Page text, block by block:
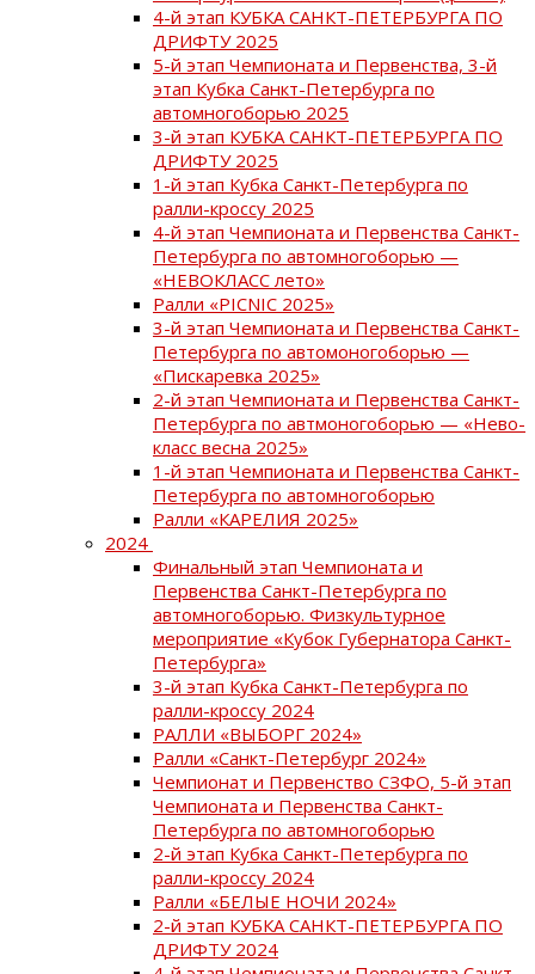
4-й этап КУБКА САНКТ-ПЕТЕРБУРГА ПО
ДРИФТУ 2025
5-й этап Чемпионата и Первенства, 3-й
этап Кубка Санкт-Петербурга по
автомногоборью 2025
3-й этап КУБКА САНКТ-ПЕТЕРБУРГА ПО
ДРИФТУ 2025
1-й этап Кубка Санкт-Петербурга по
ралли-кроссу 2025
4-й этап Чемпионата и Первенства Санкт-
Петербурга по автомногоборью —
«НЕВОКЛАСС лето»
Ралли «PICNIC 2025»
3-й этап Чемпионата и Первенства Санкт-
Петербурга по автомоногоборью —
«Пискаревка 2025»
2-й этап Чемпионата и Первенства Санкт-
Петербурга по автмоногоборью — «Нево-
класс весна 2025»
1-й этап Чемпионата и Первенства Санкт-
Петербурга по автомногоборью
Ралли «КАРЕЛИЯ 2025»
2024
Финальный этап Чемпионата и
Первенства Санкт-Петербурга по
автомногоборью. Физкультурное
мероприятие «Кубок Губернатора Санкт-
Петербурга»
3-й этап Кубка Санкт-Петербурга по
ралли-кроссу 2024
РАЛЛИ «ВЫБОРГ 2024»
Ралли «Санкт-Петербург 2024»
Чемпионат и Первенство СЗФО, 5-й этап
Чемпионата и Первенства Санкт-
Петербурга по автомногоборью
2-й этап Кубка Санкт-Петербурга по
ралли-кроссу 2024
Ралли «БЕЛЫЕ НОЧИ 2024»
2-й этап КУБКА САНКТ-ПЕТЕРБУРГА ПО
ДРИФТУ 2024